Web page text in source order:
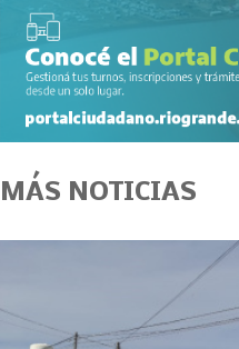
MÁS NOTICIAS